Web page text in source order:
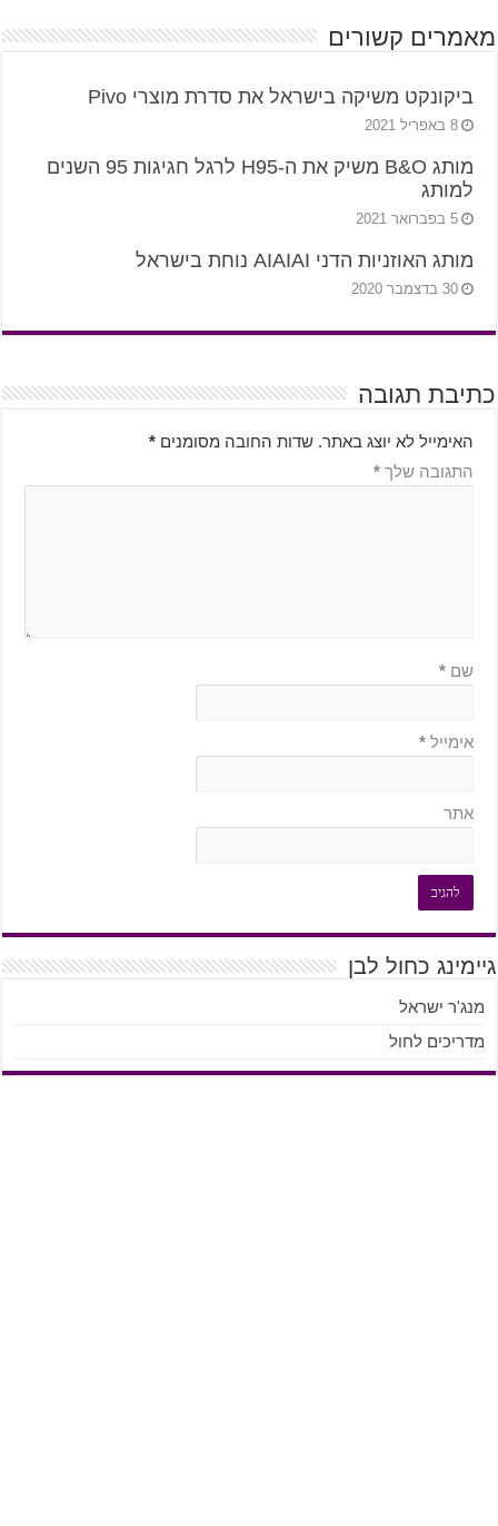
מאמרים קשורים
ביקונקט משיקה בישראל את סדרת מוצרי Pivo
8 באפריל 2021
מותג B&O משיק את ה-H95 לרגל חגיגות 95 השנים
למותג
5 בפברואר 2021
מותג האוזניות הדני AIAIAI נוחת בישראל
30 בדצמבר 2020
כתיבת תגובה
האימייל לא יוצג באתר. שדות החובה מסומנים *
התגובה שלך *
שם *
אימייל *
אתר
גיימינג כחול לבן
מנג'ר ישראל
מדריכים לחול